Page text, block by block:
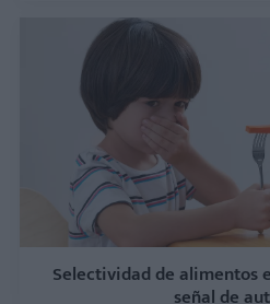
Selectividad de alimentos
señal de